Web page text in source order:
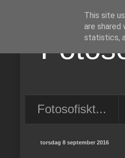
Fotosofiskt...
torsdag 8 september 2016
This site
are shared
statistics,